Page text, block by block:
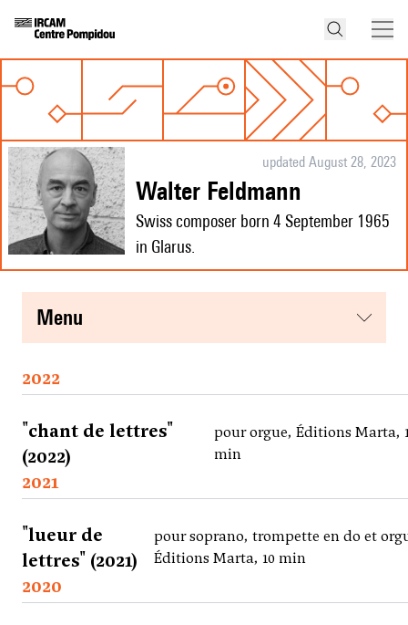
updated August 28, 2023
Walter Feldmann
Swiss composer born 4 September 1965
in Glarus.
menu
2022
"chant de lettres"
(2022)
pour orgue, Éditions Marta,
min
2021
"lueur de
lettres" (2021)
pour soprano, trompette en do et
Éditions Marta, 10 min
2020